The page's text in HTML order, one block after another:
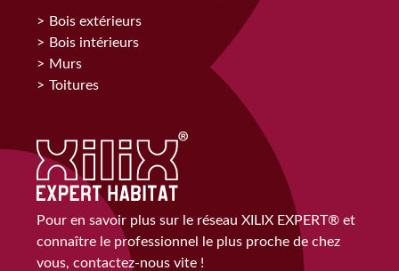
Bois extérieurs
Bois intérieurs
Murs
Toitures
Pour en savoir plus sur le réseau XILIX EXPERT® et
connaître le professionnel le plus proche de chez
vous, contactez-nous vite !